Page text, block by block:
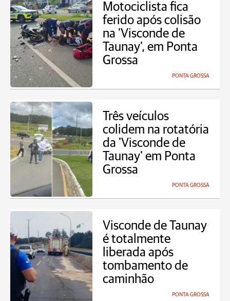
Motociclista fica
ferido após colisão
na 'Visconde de
Taunay', em Ponta
Grossa
PONTA GROSSA
Três veículos
colidem na rotatória
da 'Visconde de
Taunay' em Ponta
Grossa
PONTA GROSSA
Visconde de Taunay
é totalmente
liberada após
tombamento de
caminhão
PONTA GROSSA